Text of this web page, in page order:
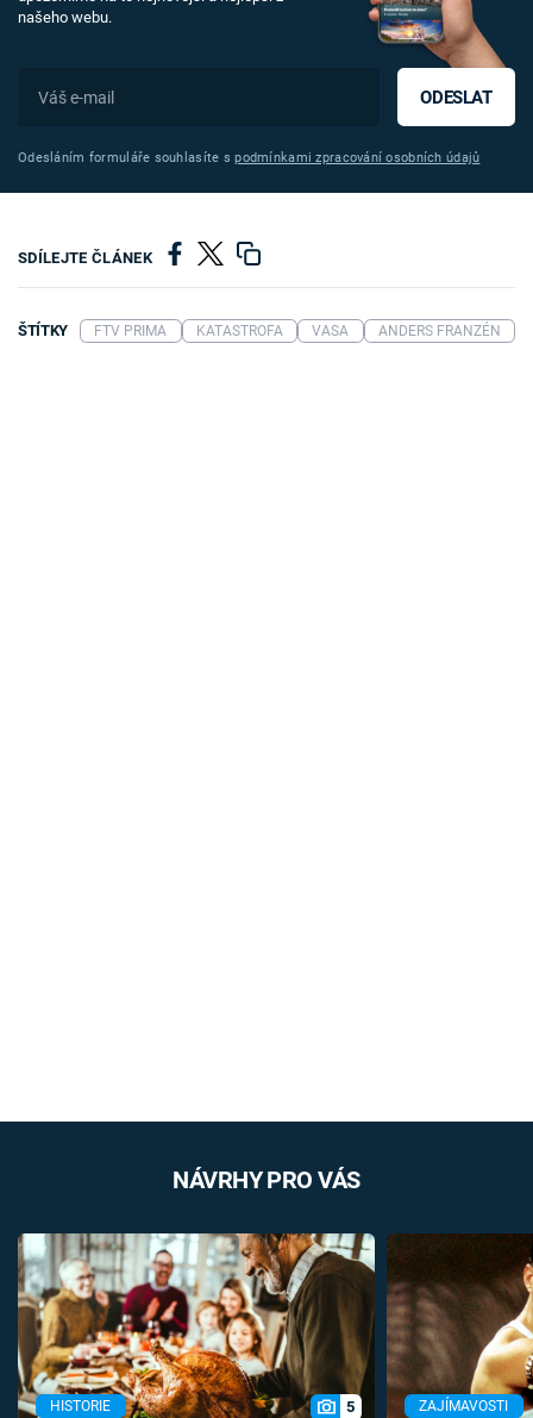
našeho webu.
ODESLAT
Odesláním formuláře souhlasíte spodmínkami zpracování osobních údajů
SDÍLEJTE ČLÁNEK
ŠTÍTKY FTV PRIMA KATASTROFA VASA ANDERS FRANZÉN
NÁVRHY PRO VÁS
HISTORIE 5 ZAJÍMAVOSTI